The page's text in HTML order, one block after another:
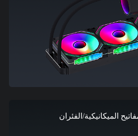
الميكانيكية/الفئران